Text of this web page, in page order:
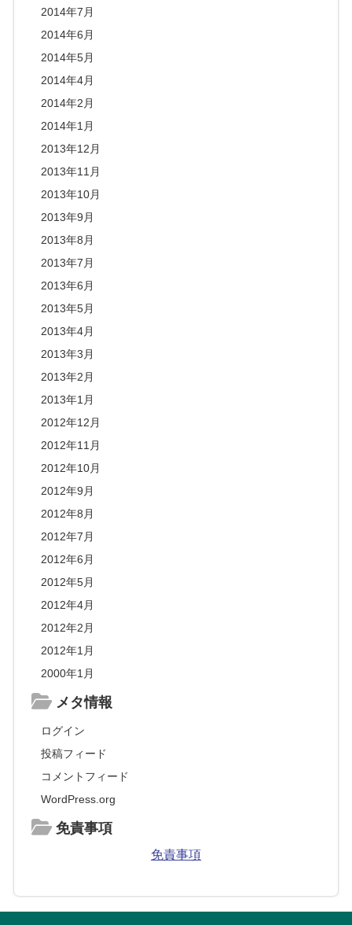
2014年7月
2014年6月
2014年5月
2014年4月
2014年2月
2014年1月
2013年12月
2013年11月
2013年10月
2013年9月
2013年8月
2013年7月
2013年6月
2013年5月
2013年4月
2013年3月
2013年2月
2013年1月
2012年12月
2012年11月
2012年10月
2012年9月
2012年8月
2012年7月
2012年6月
2012年5月
2012年4月
2012年2月
2012年1月
2000年1月
メタ情報
ログイン
投稿フィード
コメントフィード
WordPress.org
免責事項
免責事項